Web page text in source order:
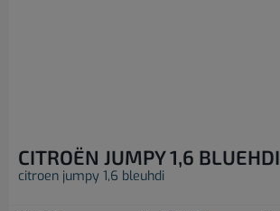
CITROËN JUMPY 1,6 BLUEHDI
citroen jumpy 1,6 bleuhdi